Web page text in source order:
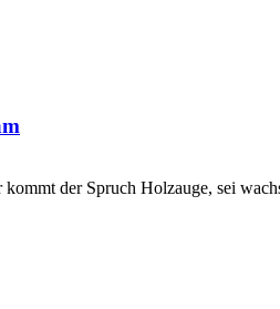
der Spruch Holzauge, sei